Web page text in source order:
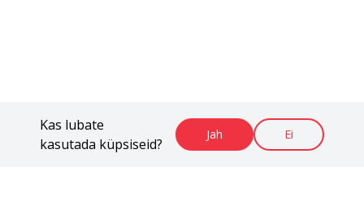
Kas lubate
kasutada küpsiseid?
Jah Ei